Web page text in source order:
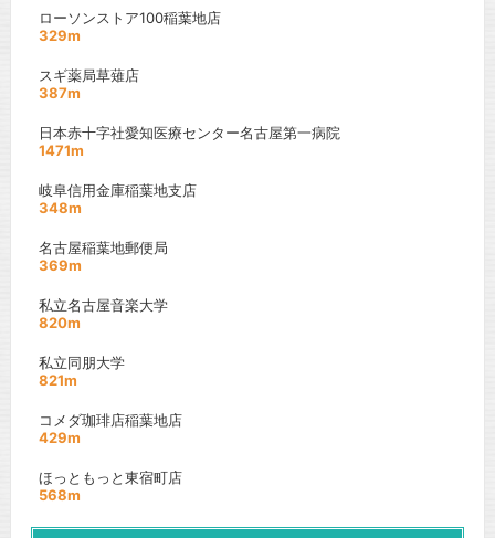
ローソンストア100稲葉地店
329m
スギ薬局草薙店
387m
日本赤十字社愛知医療センター名古屋第一病院
1471m
岐阜信用金庫稲葉地支店
348m
名古屋稲葉地郵便局
369m
私立名古屋音楽大学
820m
私立同朋大学
821m
コメダ珈琲店稲葉地店
429m
ほっともっと東宿町店
568m